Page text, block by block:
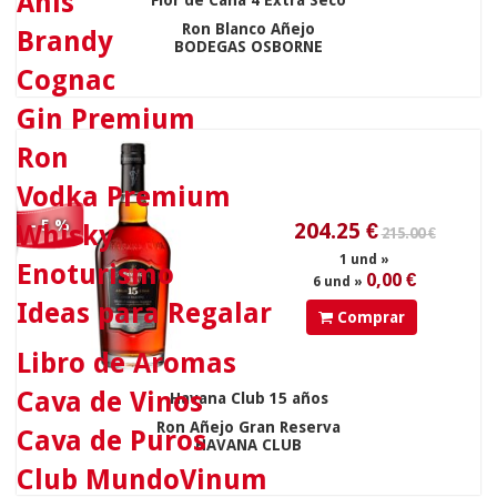
Ron Blanco Añejo
BODEGAS OSBORNE
- 5 %
Comprar
Havana Club 15 años
Ron Añejo Gran Reserva
HAVANA CLUB
23.65€
24.90 €
1 und »
34.90 €
Brandy
Cognac
Gin Premium
Ron
Vodka Premium
Whisky
Enoturismo
Ideas para Regalar
Libro de Aromas
Cava de Vinos
Cava de Puros
Club MundoVinum